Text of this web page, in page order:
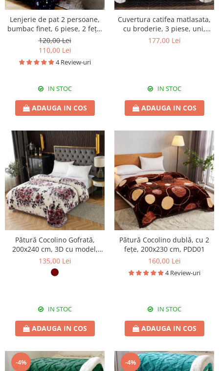
Lenjerie de pat 2 persoane,
bumbac finet, 6 piese, 2 fețe,
planete, SP535
120,00 Lei
110,00 Lei
4 Review-uri
IN STOC
ADAUGA IN COS
Cuvertura catifea matlasata,
cu broderie, 3 piese, uni,
220X240 cm CC79
177,00 Lei
IN STOC
ADAUGA IN COS
Pătură Cocolino Gofrată,
200x240 cm, 3D cu model,
floral, PGU201
135,00 Lei
IN STOC
ADAUGA IN COS
Pătură Cocolino dublă, cu 2
fețe, 200x230 cm, PDD01
160,00 Lei
4 Review-uri
IN STOC
ADAUGA IN COS
-4% -4%